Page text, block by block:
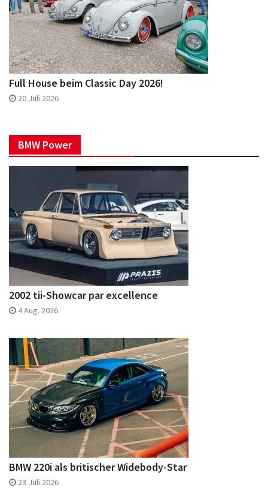
Full House beim Classic Day 2026!
20 Juli 2026
BMW Power
2002 tii-Showcar par excellence
4 Aug. 2026
BMW 220i als britischer Widebody-Star
23 Juli 2026